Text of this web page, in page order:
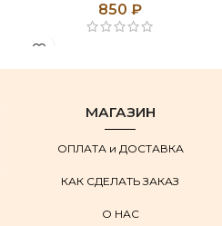
850 ₽
МАГАЗИН
ОПЛАТА и ДОСТАВКА
КАК СДЕЛАТЬ ЗАКАЗ
О НАС